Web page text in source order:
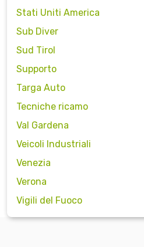
Stati Uniti America
Sub Diver
Sud Tirol
Supporto
Targa Auto
Tecniche ricamo
Val Gardena
Veicoli Industriali
Venezia
Verona
Vigili del Fuoco